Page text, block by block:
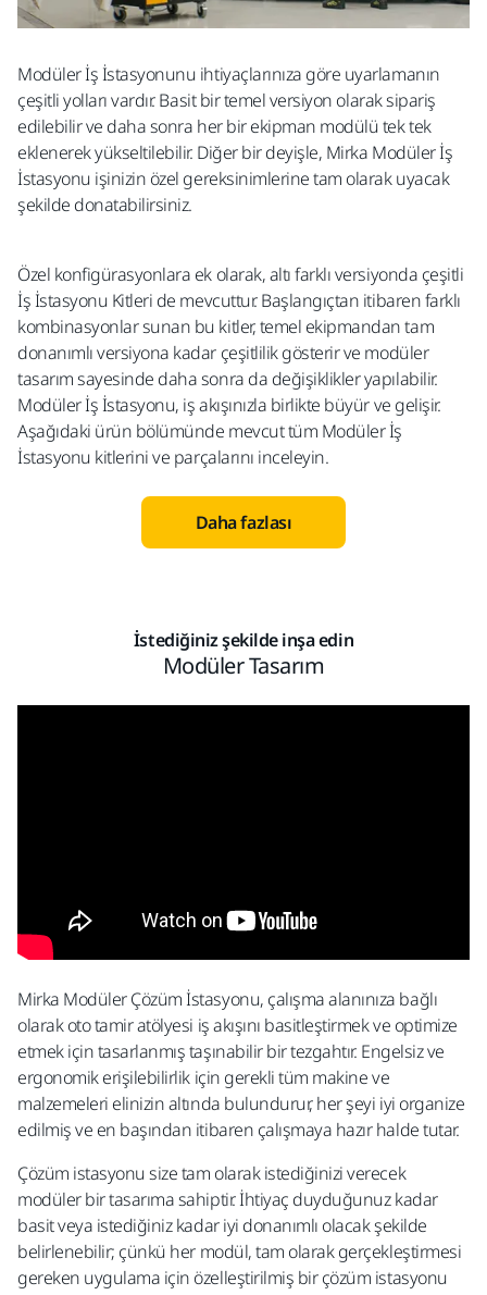
Modüler İş İstasyonunu ihtiyaçlarınıza göre uyarlamanın
çeşitli yolları vardır. Basit bir temel versiyon olarak sipariş
edilebilir ve daha sonra her bir ekipman modülü tek tek
eklenerek yükseltilebilir. Diğer bir deyişle, Mirka Modüler İş
İstasyonu işinizin özel gereksinimlerine tam olarak uyacak
şekilde donatabilirsiniz.
Özel konfigürasyonlara ek olarak, altı farklı versiyonda çeşitli
İş İstasyonu Kitleri de mevcuttur. Başlangıçtan itibaren farklı
kombinasyonlar sunan bu kitler, temel ekipmandan tam
donanımlı versiyona kadar çeşitlilik gösterir ve modüler
tasarım sayesinde daha sonra da değişiklikler yapılabilir.
Modüler İş İstasyonu, iş akışınızla birlikte büyür ve gelişir.
Aşağıdaki ürün bölümünde mevcut tüm Modüler İş
İstasyonu kitlerini ve parçalarını inceleyin.
Daha fazlası
İstediğiniz şekilde inşa edin
Modüler Tasarım
Mirka Modüler Çözüm İstasyonu, çalışma alanınıza bağlı
olarak oto tamir atölyesi iş akışını basitleştirmek ve optimize
etmek için tasarlanmış taşınabilir bir tezgahtır. Engelsiz ve
ergonomik erişilebilirlik için gerekli tüm makine ve
malzemeleri elinizin altında bulundurur, her şeyi iyi organize
edilmiş ve en başından itibaren çalışmaya hazır halde tutar.
Çözüm istasyonu size tam olarak istediğinizi verecek
modüler bir tasarıma sahiptir. İhtiyaç duyduğunuz kadar
basit veya istediğiniz kadar iyi donanımlı olacak şekilde
belirlenebilir; çünkü her modül, tam olarak gerçekleştirmesi
gereken uygulama için özelleştirilmiş bir çözüm istasyonu